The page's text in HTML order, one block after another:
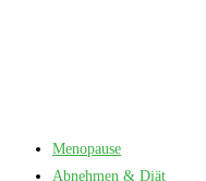
Menopause
Abnehmen & Diät